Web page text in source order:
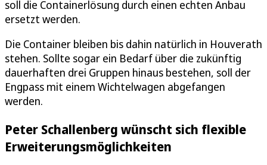
soll die Containerlösung durch einen echten Anbau
ersetzt werden.
Die Container bleiben bis dahin natürlich in Houverath
stehen. Sollte sogar ein Bedarf über die zukünftig
dauerhaften drei Gruppen hinaus bestehen, soll der
Engpass mit einem Wichtelwagen abgefangen
werden.
Peter Schallenberg wünscht sich flexible
Erweiterungsmöglichkeiten